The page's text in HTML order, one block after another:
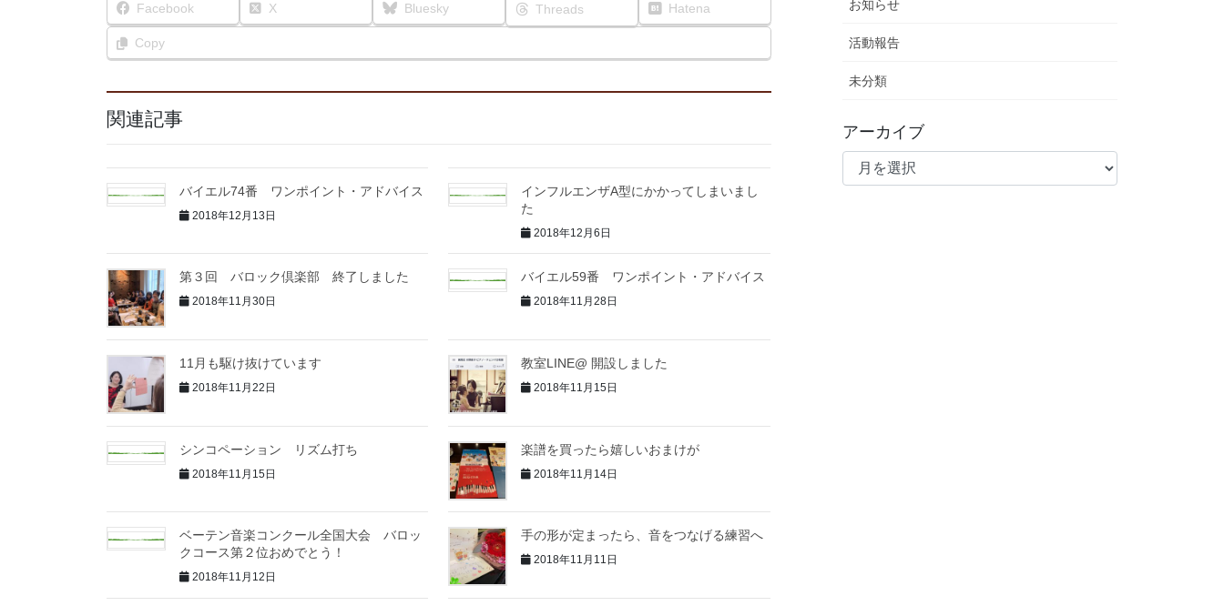
Facebook X Bluesky Threads Hatena
Copy
関連記事
バイエル74番 ワンポイント・アドバイス
2018年12月13日
インフルエンザA型にかかってしまいまし
た
2018年12月6日
第３回 バロック倶楽部 終了しました
2018年11月30日
バイエル59番 ワンポイント・アドバイス
2018年11月28日
11月も駆け抜けています
2018年11月22日
教室LINE@ 開設しました
2018年11月15日
シンコペーション リズム打ち
2018年11月15日
楽譜を買ったら嬉しいおまけが
2018年11月14日
ベーテン音楽コンクール全国大会 バロッ
クコース第２位おめでとう！
2018年11月12日
手の形が定まったら、音をつなげる練習へ
2018年11月11日
お知らせ
活動報告
未分類
アーカイブ
ア